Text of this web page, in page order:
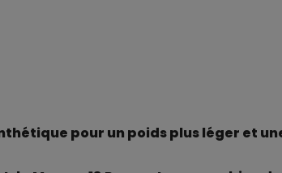
pour un poids plus léger et